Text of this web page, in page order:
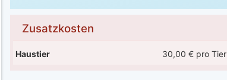
Zusatzkosten
Haustier 30,00 € pro Tier